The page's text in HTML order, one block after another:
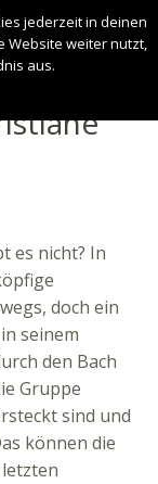
es nicht? In
doch ein
seinem
den Bach
Gruppe
sind und
können die
jederzeit in deinen
Website weiter nutzt,
aus.